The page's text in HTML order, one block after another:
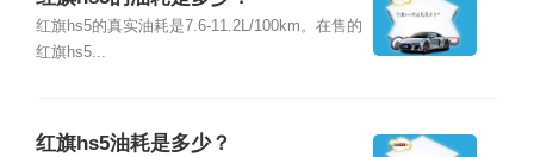
红旗hs5的真实油耗是7.6-11.2L/100km。在售的
红旗hs5...
红旗hs5油耗是多少？